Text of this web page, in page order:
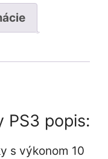
PS3 popis:
s výkonom 10